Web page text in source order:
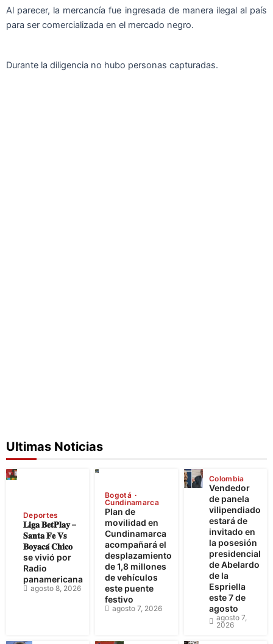
Al parecer, la mercancía fue ingresada de manera ilegal al país
para ser comercializada en el mercado negro.
Durante la diligencia no hubo personas capturadas.
Ultimas Noticias
Deportes
𝐋𝐢𝐠𝐚 𝐁𝐞𝐭𝐏𝐥𝐚𝐲 –
𝐒𝐚𝐧𝐭𝐚 𝐅𝐞 𝐕𝐬
𝐁𝐨𝐲𝐚𝐜𝐚́ 𝐂𝐡𝐢𝐜𝐨
se vivió por
Radio
panamericana
agosto 8, 2026
Bogotá
Cundinamarca
Plan de
movilidad en
Cundinamarca
acompañará el
desplazamiento
de 1,8 millones
de vehículos
este puente
festivo
agosto 7, 2026
Colombia
Vendedor
de panela
vilipendiado
estará de
invitado en
la posesión
presidencial
de Abelardo
de la
Espriella
este 7 de
agosto
agosto 7,
2026